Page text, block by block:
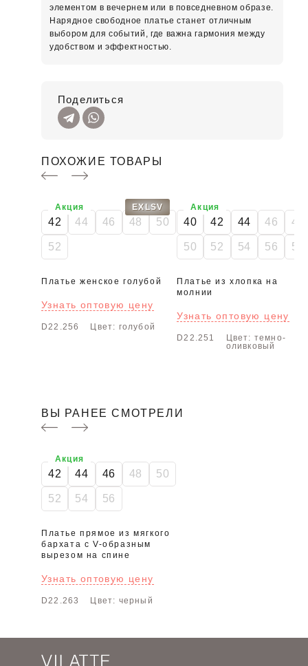
элементом в вечернем или в повседневном образе.
Нарядное свободное платье станет отличным
выбором для событий, где важна гармония между
удобством и эффектностью.
Поделиться
ПОХОЖИЕ ТОВАРЫ
42 44 46 48 50
52
Платье женское голубой
Узнать оптовую цену
D22.256 Цвет: голубой
Акция EXLSV
40 42 44 46 48
50 52 54 56 58
Платье из хлопка на
молнии
Узнать оптовую цену
D22.251
Цвет: темно-
оливковый
Акция
ВЫ РАНЕЕ СМОТРЕЛИ
42 44 46 48 50
52 54 56
Платье прямое из мягкого
бархата с V-образным
вырезом на спине
Узнать оптовую цену
D22.263 Цвет: черный
Акция